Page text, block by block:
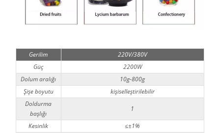
Gerilim
220V/380V
Güç
2200W
Dolum aralığı
10g-800g
Şişe boyutu
kişiselleştirilebilir
Doldurma
başlığı
1
Kesinlik ≤±1%